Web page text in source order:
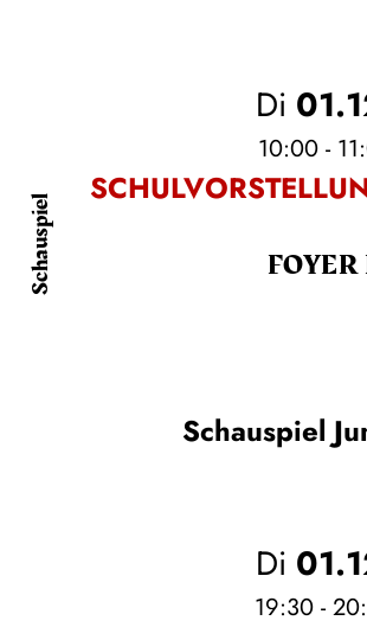
Schauspiel
Di
10:00 -
Schauspiel
Di
19:30 -